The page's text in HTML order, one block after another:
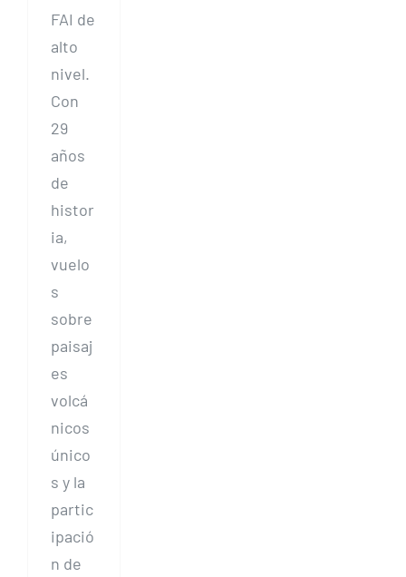
FAI de
alto
nivel.
Con
29
años
de
histor
ia,
vuelo
s
sobre
paisaj
es
volcá
nicos
único
s y la
partic
ipació
n de